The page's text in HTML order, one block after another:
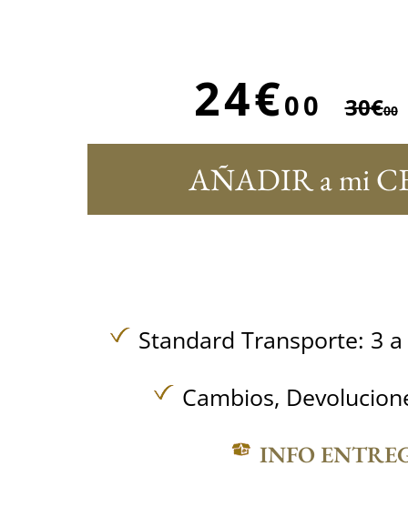
24€00 30€00
AÑADIR a mi
Standard Transporte: 3
Cambios,
INFO